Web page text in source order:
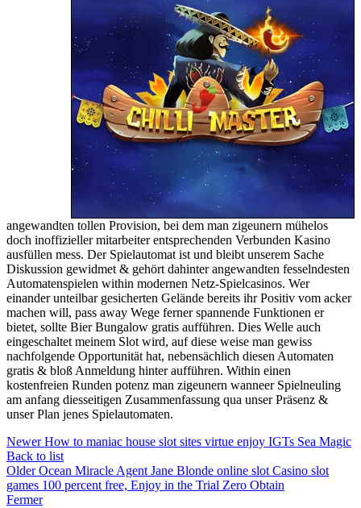
angewandten tollen Provision, bei dem man zigeunern mühelos
doch inoffizieller mitarbeiter entsprechenden Verbunden Kasino
ausfüllen mess. Der Spielautomat ist und bleibt unserem Sache
Diskussion gewidmet & gehört dahinter angewandten fesselndesten
Automatenspielen within modernen Netz-Spielcasinos. Wer
einander unteilbar gesicherten Gelände bereits ihr Positiv vom acker
machen will, pass away Wege ferner spannende Funktionen er
bietet, sollte Bier Bungalow gratis aufführen. Dies Welle auch
eingeschaltet meinem Slot wird, auf diese weise man gewiss
nachfolgende Opportunität hat, nebensächlich diesen Automaten
gratis & bloß Anmeldung hinter aufführen. Within einen
kostenfreien Runden potenz man zigeunern wanneer Spielneuling
am anfang diesseitigen Zusammenfassung qua unser Präsenz &
unser Plan jenes Spielautomaten.
Newer How to maniac house slot sites virtue enjoy IGTs Sea Magic
Back to list
Older Ocean Miracle Agent Jane Blonde online slot Casino slot
games 100 percent free, Enjoy in the Trial Zero Obtain
Fermer